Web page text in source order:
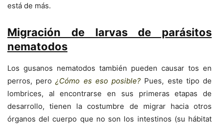
está de más.
Migración de larvas de parásitos
nematodos
Los gusanos nematodos también pueden causar tos en
perros, pero¿Cómo es eso posible? Pues, este tipo de
lombrices, al encontrarse en sus primeras etapas de
desarrollo, tienen la costumbre de migrar hacia otros
órganos del cuerpo que no son los intestinos (su hábitat